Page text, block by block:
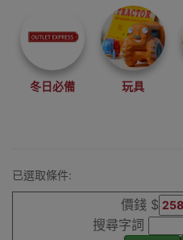
尋找最更新、最
潮、有特色而且
優惠的優質產
品，從用家的角
度為你帶來你的
最好選擇。
冬日必備 玩具
已選取條件:
價錢 $
搜尋字詞